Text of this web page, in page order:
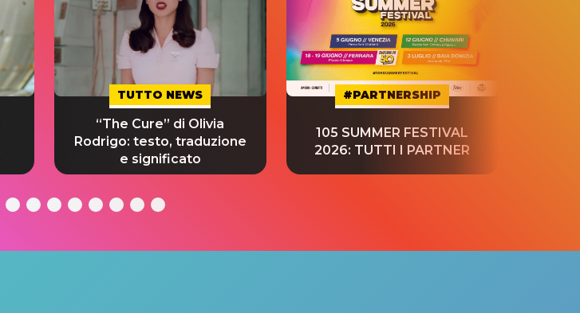
TUTTO NEWS
“The Cure” di Olivia
Rodrigo: testo, traduzione
e significato
#PARTNERSHIP
105 SUMMER FESTIVAL
2026: TUTTI I PARTNER